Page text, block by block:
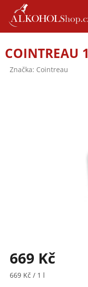
obsah
COINTREAU
Značka: Cointreau
669 Kč
Měrná
669 Kč / 1 l